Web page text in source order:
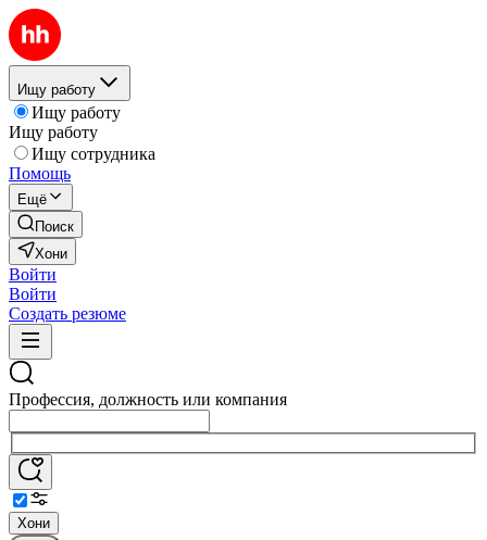
Ищу работу
Ищу работу
Ищу работу
Ищу сотрудника
Помощь
Ещё
Поиск
Хони
Войти
Войти
Создать резюме
Профессия, должность или компания
Хони